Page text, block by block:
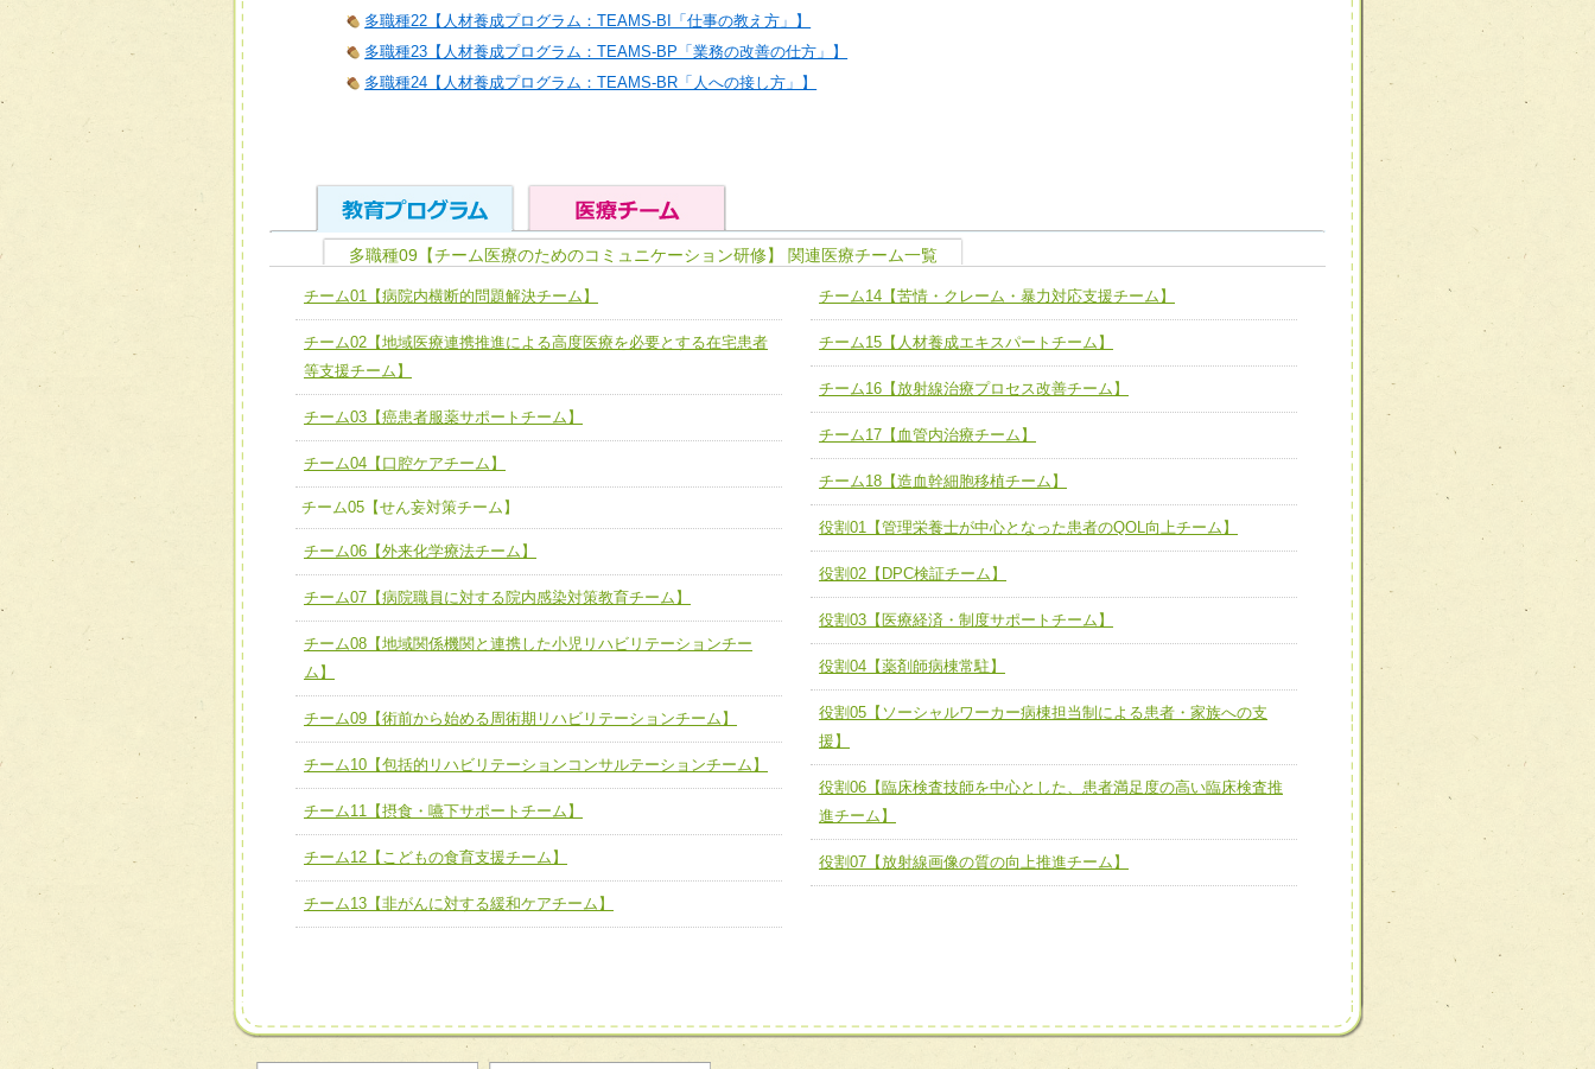
多職種22【人材養成プログラム：TEAMS-BI「仕事の教え方」】
多職種23【人材養成プログラム：TEAMS-BP「業務の改善の仕方」】
多職種24【人材養成プログラム：TEAMS-BR「人への接し方」】
ユニット１ 医療人としての基礎能力
全人的医療を実践する医療人として、必要な基礎能力を身につ
ける
ユニット２ チーム医療構成力
必要に応じて柔軟に医療チームを組織し、強調できる
ユニット３ 多職種連携力
他職種の視点とスキルを学び、相互理解と連携を深める
ユニット４ 専門能力拡大・向上
各職種のスキルを拡大・向上させ、新たな可能性を広げる
ユニット５ 人材養成力
人材養成のためのマネジメントおよび効果的な指導ができる
チーム01【病院内横断的問題解決チーム】
チーム02【地域医療連携推進による高度医療を必要とする在
宅患者等支援チーム】
チーム04【口腔ケアチーム】
チーム05【せん妄対策チーム】
チーム06【外来化学療法チーム】
チーム07【病院職員に対する院内感染対策教育チーム】
チーム08【地域関係機関と連携した小児リハビリテーション
チーム09【術前から始める周術期リハビリテーションチー
ム】
チーム10【包括的リハビリテーションコンサルテーションチ
ーム】
チーム11【摂食・嚥下サポートチーム】
チーム12【こどもの食育支援チーム】
チーム14【苦情・クレーム・暴力対応支援チーム】
チーム15【人材養成エキスパートチーム】
チーム17【血管内治療チーム】
チーム18【造血幹細胞移植チーム】
役割01【管理栄養士が中心となった患者のQOL向上チーム】
役割02【DPC検証チーム】
役割03【医療経済・制度サポートチーム】
役割04【薬剤師病棟常駐】
役割05【ソーシャルワーカー病棟担当制による患者・家族へ
の支援】
役割06【臨床検査技師を中心とした、患者満足度の高い臨床
検査推進チーム】
多職種09【チーム医療のためのコミュニケーション研修】 関連医療チーム一覧
チーム01【病院内横断的問題解決チーム】
チーム02【地域医療連携推進による高度医療を必要とする在宅患者
等支援チーム】
チーム03【癌患者服薬サポートチーム】
チーム04【口腔ケアチーム】
チーム05【せん妄対策チーム】
チーム06【外来化学療法チーム】
チーム07【病院職員に対する院内感染対策教育チーム】
チーム08【地域関係機関と連携した小児リハビリテーションチー
ム】
チーム09【術前から始める周術期リハビリテーションチーム】
チーム10【包括的リハビリテーションコンサルテーションチーム】
チーム11【摂食・嚥下サポートチーム】
チーム12【こどもの食育支援チーム】
チーム13【非がんに対する緩和ケアチーム】
チーム14【苦情・クレーム・暴力対応支援チーム】
チーム15【人材養成エキスパートチーム】
チーム16【放射線治療プロセス改善チーム】
チーム17【血管内治療チーム】
チーム18【造血幹細胞移植チーム】
役割01【管理栄養士が中心となった患者のQOL向上チーム】
役割02【DPC検証チーム】
役割03【医療経済・制度サポートチーム】
役割04【薬剤師病棟常駐】
役割05【ソーシャルワーカー病棟担当制による患者・家族への支
援】
役割06【臨床検査技師を中心とした、患者満足度の高い臨床検査推
進チーム】
役割07【放射線画像の質の向上推進チーム】